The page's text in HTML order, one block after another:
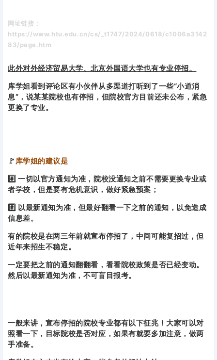
网址链接：
https://www.htu.edu.cn/cs/_t1747/2024/0618/c1006a3142
83/page.htm
此外对外经济贸易大学、北京外国语大学也有专业停招。
库学姐看到评论区有小伙伴从多渠道打听到了一些“小道消
息”，说某某院校也有停招，但院校官方目前还未公布，紧急
更换了专业。
🚩 库学姐的建议是
#️⃣ 一切以官方通知为准，院校没通知之前不需要更换专业或
者学校，但是要有危机意识，做好紧急预案；
#️⃣ 以最新通知为准，但最好翻看一下之前的通知，以免造成
信息差。
有的院校是在两三年前就宣布停招了，中间可能复招过，但
近年来招生不稳定。
一定要把之前的通知翻翻看，看看院校政策是否已经变动。
然后以最新通知为准，不可盲目报考。
一般来讲，宣布停招的院校专业都有以下征兆！大家可以对
照看一下，目标院校是否对应，如果有就要多加注意，做两
手准备。